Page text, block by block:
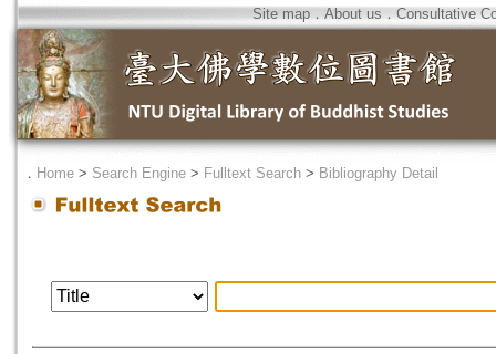
Site map．About us ． Consultative
． Home > Search Engine > Fulltext Search > Bibliography Detail